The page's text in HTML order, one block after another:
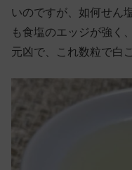
いのですが、如何せん
も食塩のエッジが強く
元凶で、これ数粒で白